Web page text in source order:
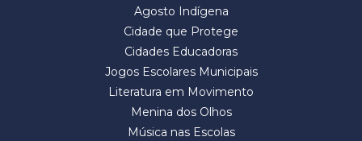
Agosto Indígena
Cidade que Protege
Cidades Educadoras
Jogos Escolares Municipais
Literatura em Movimento
Menina dos Olhos
Música nas Escolas